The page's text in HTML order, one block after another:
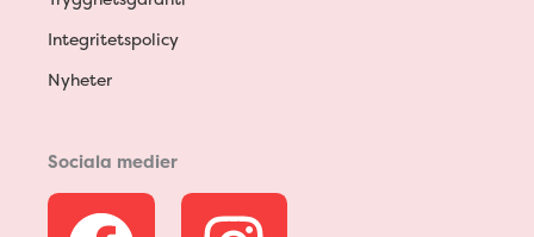
Integritetspolicy
Nyheter
Sociala medier
F I